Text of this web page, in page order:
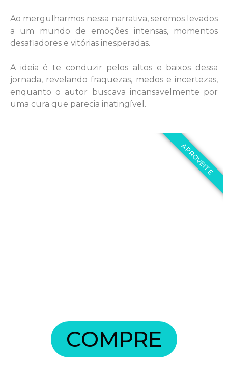
Ao mergulharmos nessa narrativa, seremos levados
a um mundo de emoções intensas, momentos
desafiadores e vitórias inesperadas.
A ideia é te conduzir pelos altos e baixos dessa
jornada, revelando fraquezas, medos e incertezas,
enquanto o autor buscava incansavelmente por
uma cura que parecia inatingível.
COMPRE
APROVEITE